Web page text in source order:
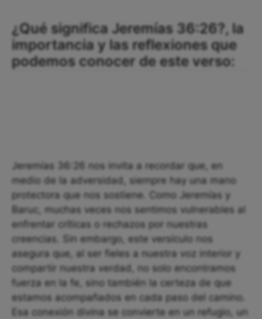
¿Qué significa Jeremías 36:26?, la
importancia y las reflexiones que
podemos conocer de este verso:
Jeremías 36:26 nos invita a recordar que, en
medio de la adversidad, siempre hay una mano
protectora que nos sostiene. Como Jeremías y
Baruc, muchas veces nos sentimos vulnerables al
enfrentar críticas o rechazos por nuestras
creencias. Sin embargo, este versículo nos
asegura que, al ser fieles a nuestra voz interior y
compartir nuestra verdad, no solo encontramos
fuerza en la fe, sino también la certeza de que
estamos acompañados en cada paso del camino.
Esa conexión divina se convierte en un refugio, un